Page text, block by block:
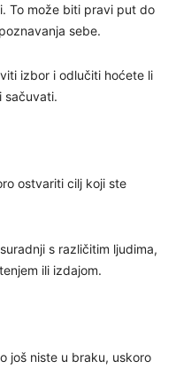
To može biti pravi put do
sebe.
izbor i odlučiti hoćete li
sačuvati.
ostvariti cilj koji ste
s različitim ljudima,
ili izdajom.
još niste u braku, uskoro